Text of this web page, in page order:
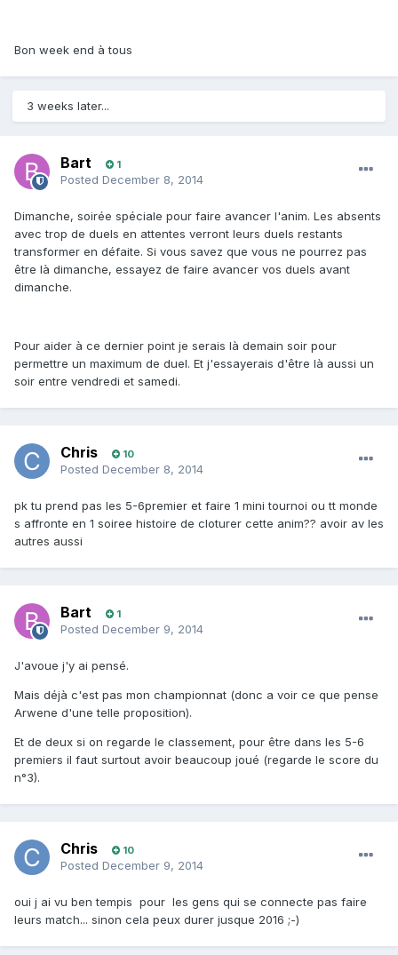
Bon week end à tous
3 weeks later...
Bart 1
Posted December 8, 2014
Dimanche, soirée spéciale pour faire avancer l'anim. Les absents
avec trop de duels en attentes verront leurs duels restants
transformer en défaite. Si vous savez que vous ne pourrez pas
être là dimanche, essayez de faire avancer vos duels avant
dimanche.
Pour aider à ce dernier point je serais là demain soir pour
permettre un maximum de duel. Et j'essayerais d'être là aussi un
soir entre vendredi et samedi.
Chris 10
Posted December 8, 2014
pk tu prend pas les 5-6premier et faire 1 mini tournoi ou tt monde
s affronte en 1 soiree histoire de cloturer cette anim?? avoir av les
autres aussi
Bart 1
Posted December 9, 2014
J'avoue j'y ai pensé.
Mais déjà c'est pas mon championnat (donc a voir ce que pense
Arwene d'une telle proposition).
Et de deux si on regarde le classement, pour être dans les 5-6
premiers il faut surtout avoir beaucoup joué (regarde le score du
n°3).
Chris 10
Posted December 9, 2014
oui j ai vu ben tempis pour les gens qui se connecte pas faire
leurs match... sinon cela peux durer jusque 2016 ;-)